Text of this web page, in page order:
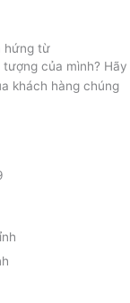
hứng từ
của mình? Hãy
khách hàng chúng